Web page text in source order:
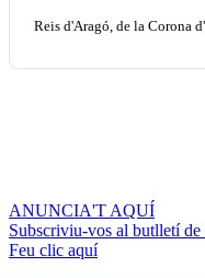
Reis d'Aragó, de la Corona
ANUNCIA'T AQUÍ
Subscriviu-vos al butlletí
Feu clic aquí